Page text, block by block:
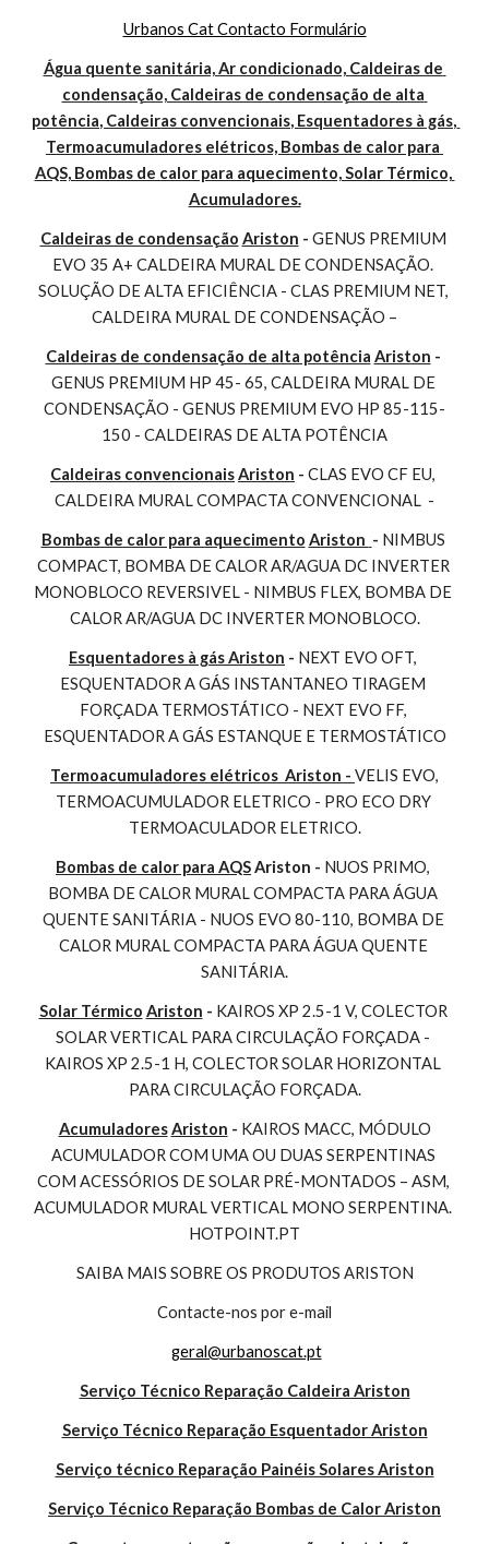
Urbanos Cat Contacto Formulário
Água quente sanitária, Ar condicionado, Caldeiras de
condensação, Caldeiras de condensação de alta
potência, Caldeiras convencionais, Esquentadores à gás,
Termoacumuladores elétricos, Bombas de calor para
AQS, Bombas de calor para aquecimento, Solar Térmico,
Acumuladores.
Caldeiras de condensação Ariston - GENUS PREMIUM
EVO 35 A+ CALDEIRA MURAL DE CONDENSAÇÃO.
SOLUÇÃO DE ALTA EFICIÊNCIA - CLAS PREMIUM NET,
CALDEIRA MURAL DE CONDENSAÇÃO –
Caldeiras de condensação de alta potência Ariston
GENUS PREMIUM HP 45- 65, CALDEIRA MURAL DE
CONDENSAÇÃO - GENUS PREMIUM EVO HP 85-115-
150 - CALDEIRAS DE ALTA POTÊNCIA
Caldeiras convencionaisAriston - CLAS EVO CF EU,
CALDEIRA MURAL COMPACTA CONVENCIONAL  -
Bombas de calor para aquecimento Ariston - NIMBUS
COMPACT, BOMBA DE CALOR AR/AGUA DC INVERTER
MONOBLOCO REVERSIVEL - NIMBUS FLEX, BOMBA DE
CALOR AR/AGUA DC INVERTER MONOBLOCO.
Esquentadores à gás Ariston - NEXT EVO OFT,
ESQUENTADOR A GÁS INSTANTANEO TIRAGEM
FORÇADA TERMOSTÁTICO - NEXT EVO FF,
ESQUENTADOR A GÁS ESTANQUE E TERMOSTÁTICO
Termoacumuladores elétricos  Ariston - VELIS EVO,
TERMOACUMULADOR ELETRICO - PRO ECO DRY
TERMOACULADOR ELETRICO.
Bombas de calor para AQS Ariston - NUOS PRIMO,
BOMBA DE CALOR MURAL COMPACTA PARA ÁGUA
QUENTE SANITÁRIA - NUOS EVO 80-110, BOMBA DE
CALOR MURAL COMPACTA PARA ÁGUA QUENTE
SANITÁRIA.
Solar Térmico Ariston - KAIROS XP 2.5-1 V, COLECTOR
SOLAR VERTICAL PARA CIRCULAÇÃO FORÇADA -
KAIROS XP 2.5-1 H, COLECTOR SOLAR HORIZONTAL
PARA CIRCULAÇÃO FORÇADA.
Acumuladores Ariston - KAIROS MACC, MÓDULO
ACUMULADOR COM UMA OU DUAS SERPENTINAS
COM ACESSÓRIOS DE SOLAR PRÉ-MONTADOS – ASM,
ACUMULADOR MURAL VERTICAL MONO SERPENTINA.
HOTPOINT.PT
SAIBA MAIS SOBRE OS PRODUTOS ARISTON
Contacte-nos por e-mail
geral@urbanoscat.pt
Serviço Técnico Reparação Caldeira Ariston
Serviço Técnico Reparação Esquentador Ariston
Serviço técnico Reparação Painéis Solares Ariston
Serviço Técnico Reparação Bombas de Calor Ariston